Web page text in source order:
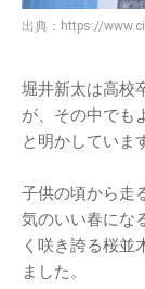
出典： https://
堀井新太は高校
が、その中でも
と明かしていま
子供の頃から走
気のいい春にな
く咲き誇る桜並
ました。